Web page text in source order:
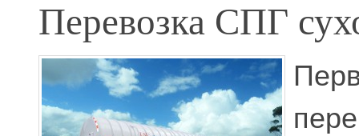
Перевозка СПГ